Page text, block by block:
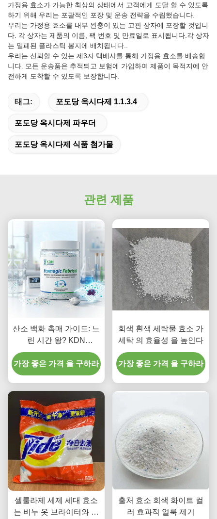
가정용 효소가 가능한 최상의 상태에서 고객에게 도달 할 수 있도록
하기 위해 우리는 포괄적인 포장 및 운송 전략을 수립했습니다.
우리는 가정용 효소를 내부 완충이 있는 고판 상자에 포장할 것입니
다. 각 상자는 제품의 이름, 팩 번호 및 만료일로 표시됩니다.각 상자
는 밀폐된 플라스틱 봉지에 배치됩니다..
우리는 신뢰할 수 있는 제3자 택배사를 통해 가정용 효소를 배송합
니다. 모든 운송품은 추적되고 보험에 가입하여 제품이 목적지에 안
전하게 도착할 수 있도록 보장합니다.
태그: 포도당 옥시다제 1.1.3.4
포도당 옥시다제 파우더
포도당 옥시다제 식품 첨가물
관련 제품
산소 백화 촉매 가이드: 느
린 시간 왕? KDN
BIOTECH
가장 좋은 가격 을 구하라
회색 흰색 세탁물 효소 가
세탁 의 효율성 을 높인다
가장 좋은 가격 을 구하라
셀룰라제 세제 세대 효소
는 비누 옷 브라이터와 클
출처 효소 회색 화이트 컬
러 효과적 얼룩 제거